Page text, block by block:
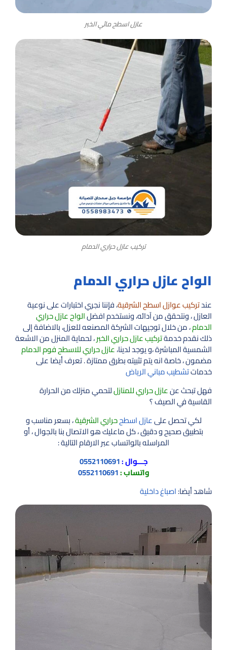
عازل اسطح مائي الخبر
تركيب عازل حراري الدمام
الواح عازل حراري الدمام
عندتركيب عوازل اسطح الشرقية، فإننا نجري اختبارات على نوعية
العازل ، ونتحقق من آدائه، ونستخدم افضلالواح عازل حراري
الدمام، من خلال توجيهات الشركة المصنعه للعزل، بالاضافة إلى
ذلك نقدم خدمةتركيب عازل حراري الخبر، لحماية المنزل من الاشعة
الشمسية المباشرة ،و يوجد لدينا،عازل حراري للاسطح فوم الدمام
مضمون ، خاصة انه يتم تثبيته بطرق ممتازة . تعرف أيضا على
خدماتتشطيب مباني الرياض
فهل تبحث عنعازل حراري للمنازللتحمي منزلك من الحرارة
القاسية في الصيف ؟
لكي تحصل علىعازل اسطححراري الشرقية، بسعر مناسب و
بتطبيق صحيح و دقيق ، كل ماعليك هو الاتصال بنا بالجوال ، أو
المراسله بالواتساب عبر الارقام التالية :
جـــوال :0552110691
واتساب :
شاهد أيضا:اصباغ داخلية